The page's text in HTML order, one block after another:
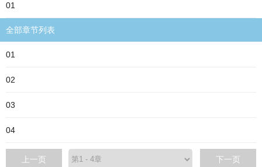
01
全部章节列表
01
02
03
04
上一页 下一页